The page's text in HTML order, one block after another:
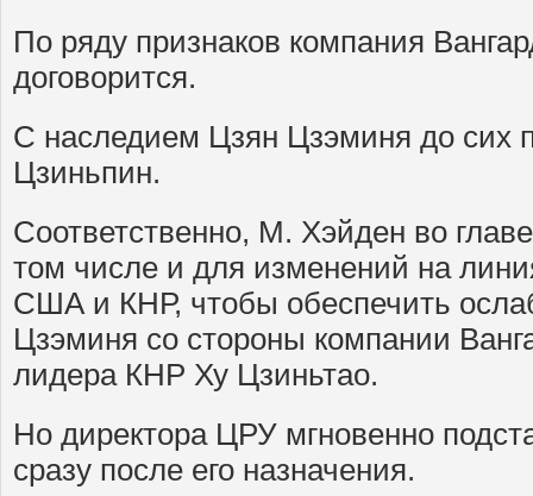
По ряду признаков компания
договорится.
С наследием Цзян Цзэминя до сих
Цзиньпин.
Соответственно, М. Хэйден во
том числе и для изменений на
США и КНР, чтобы обеспечить
Цзэминя со стороны компании
лидера КНР Ху Цзиньтао.
Но директора ЦРУ мгновенно
сразу после его назначения.